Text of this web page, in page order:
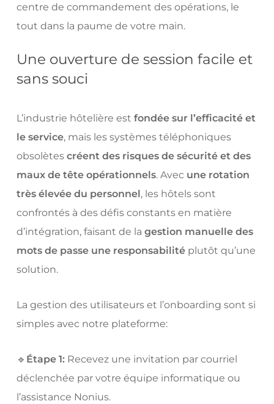
centre de commandement des opérations, le
tout dans la paume de votre main.
Une ouverture de session facile et
sans souci
L’industrie hôtelière est fondée sur l’efficacité et
le service, mais les systèmes téléphoniques
obsolètes créent des risques de sécurité et des
maux de tête opérationnels. Avec une rotation
très élevée du personnel, les hôtels sont
confrontés à des défis constants en matière
d’intégration, faisant de la gestion manuelle des
mots de passe une responsabilitéplutôt qu’une
solution.
La gestion des utilisateurs et l’onboarding sont si
simples avec notre plateforme:
🔹 Étape 1:Recevez une invitation par courriel
déclenchée par votre équipe informatique ou
l’assistance Nonius.